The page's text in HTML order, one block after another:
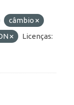
câmbio
Licenças: